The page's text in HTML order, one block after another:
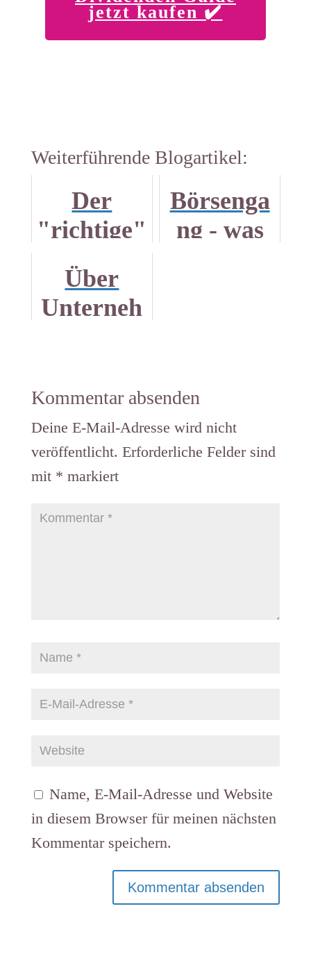
jetzt kaufen ✔️
Weiterführende Blogartikel:
Der
"richtige"
Zeitpunkt
beim
Aktienka
Börsenga
ng - was
Über
Unterneh
Kommentar absenden
Deine E-Mail-Adresse wird nicht
veröffentlicht. Erforderliche Felder sind
mit * markiert
Name, E-Mail-Adresse und Website
in diesem Browser für meinen nächsten
Kommentar speichern.